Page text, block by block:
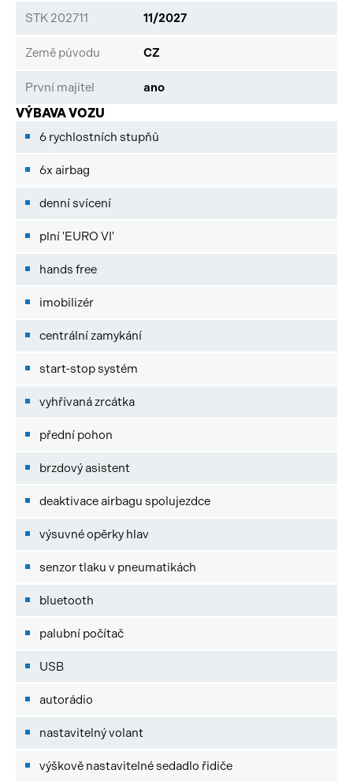
STK 202711 11/2027
Země původu CZ
První majitel ano
VÝBAVA VOZU
6 rychlostních stupňů
6x airbag
denní svícení
plní 'EURO VI'
hands free
imobilizér
centrální zamykání
start-stop systém
vyhřívaná zrcátka
přední pohon
brzdový asistent
deaktivace airbagu spolujezdce
výsuvné opěrky hlav
senzor tlaku v pneumatikách
bluetooth
palubní počítač
USB
autorádio
nastavitelný volant
výškově nastavitelné sedadlo řidiče